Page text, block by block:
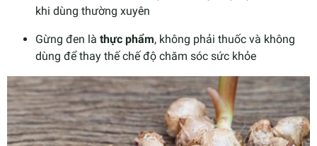
khi dùng thường xuyên
Gừng đen là thực phẩm, không phải thuốc và không
dùng để thay thế chế độ chăm sóc sức khỏe